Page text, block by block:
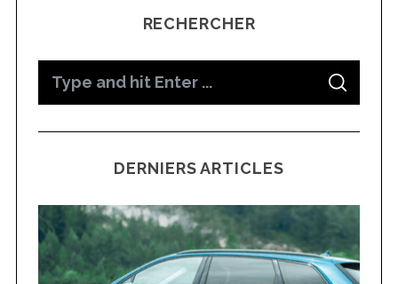
RECHERCHER
f
o
r
S
A
C
DERNIERS ARTICLES